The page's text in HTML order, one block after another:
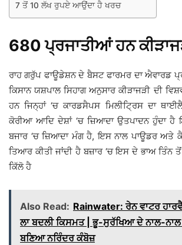
7 ਤੋਂ 10 ਲੱਖ ਰੁਪਏ ਆਉਂਦਾ ਹੈ ਖਰਚ
680 ਪ੍ਰਜਾਤੀਆਂ ਹਨ
ਰਾਹ ਗਰੁੱਪ ਫਾਊਡੇਸ਼ਨ ਦੇ ਬੈਸਟ ਫਾਰਮਰ ਦਾ ਐਵਾਰਡ
ਕਿਸਾਨ ਯਸ਼ਪਾਲ ਸਿਹਾਗ ਅਨੁਸਾਰ ਕੀੜਾਜੜੀ ਦੀ
ਹਨ ਜਿਨ੍ਹਾਂ ‘ਚ ਕਾਰਡਸੈਪਸ ਮਿਲੀਟ੍ਰਿਸ ਦਾ
ਕੋਰੀਆ ਆਦਿ ਦੇਸ਼ਾਂ ‘ਚ ਜ਼ਿਆਦਾ ਉਤਪਾਦਨ ਹੁੰਦਾ ਹੈ
ਬਜਾਰ ‘ਚ ਜ਼ਿਆਦਾ ਮੰਗ ਹੈ, ਇਸ ਨਾਲ ਪਾਊਡਰ ਅਤੇ
ਤਿਆਰ ਕੀਤੀ ਜਾਂਦੀ ਹੈ ਬਜ਼ਾਰ ‘ਚ ਇਸ ਦੇ ਭਾਅ ਤਿੰਨ
ਕਿੱਲੋ ਹੈ
Also Read: Rainwater: ਰੇਨ ਵਾਟਰ
ਲਾ ਬਦਲੀ ਕਿਸਮਤ | ਭੂ-ਸੁਰੱਖਿਆ ਦੇ ਨਾਲ-
ਬਣਿਆ ਨਰਿੰਦਰ ਕੰਬੋਜ਼